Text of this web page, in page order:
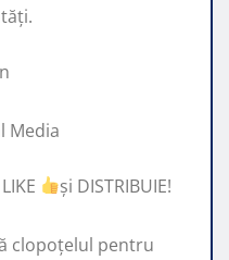
Media
și DISTRIBUIE!
clopoțelul pentru